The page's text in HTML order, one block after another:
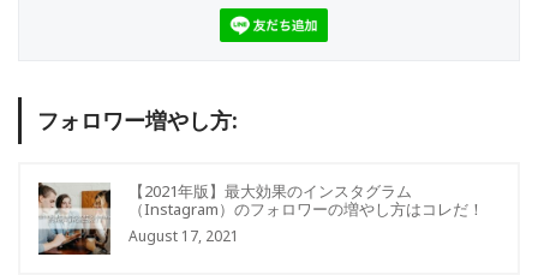
フォロワー増やし方:
【2021年版】最大効果のインスタグラム
（Instagram）のフォロワーの増やし方はコレだ！
August 17, 2021